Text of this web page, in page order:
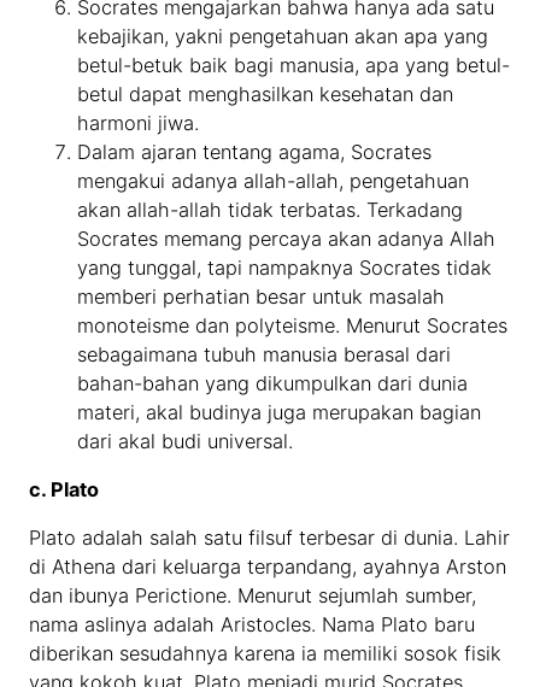
Socrates mengajarkan bahwa hanya ada satu
kebajikan, yakni pengetahuan akan apa yang
betul-betuk baik bagi manusia, apa yang betul-
betul dapat menghasilkan kesehatan dan
harmoni jiwa.
Dalam ajaran tentang agama, Socrates
mengakui adanya allah-allah, pengetahuan
akan allah-allah tidak terbatas. Terkadang
Socrates memang percaya akan adanya Allah
yang tunggal, tapi nampaknya Socrates tidak
memberi perhatian besar untuk masalah
monoteisme dan polyteisme. Menurut Socrates
sebagaimana tubuh manusia berasal dari
bahan-bahan yang dikumpulkan dari dunia
materi, akal budinya juga merupakan bagian
dari akal budi universal.
c. Plato
Plato adalah salah satu filsuf terbesar di dunia. Lahir
di Athena dari keluarga terpandang, ayahnya Arston
dan ibunya Perictione. Menurut sejumlah sumber,
nama aslinya adalah Aristocles. Nama Plato baru
diberikan sesudahnya karena ia memiliki sosok fisik